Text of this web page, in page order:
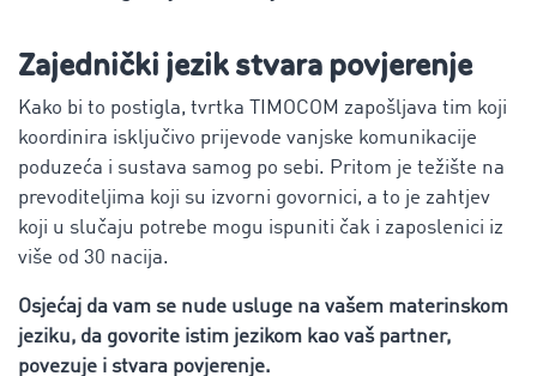
Zajednički jezik stvara povjerenje
Kako bi to postigla, tvrtka TIMOCOM zapošljava tim koji
koordinira isključivo prijevode vanjske komunikacije
poduzeća i sustava samog po sebi. Pritom je težište na
prevoditeljima koji su izvorni govornici, a to je zahtjev
koji u slučaju potrebe mogu ispuniti čak i zaposlenici iz
više od 30 nacija.
Osjećaj da vam se nude usluge na vašem materinskom
jeziku, da govorite istim jezikom kao vaš partner,
povezuje i stvara povjerenje.